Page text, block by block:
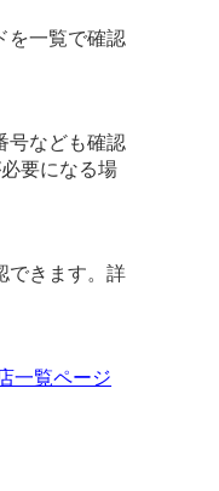
を一覧で確認
号なども確認
要になる場
できます。詳
一覧ページ